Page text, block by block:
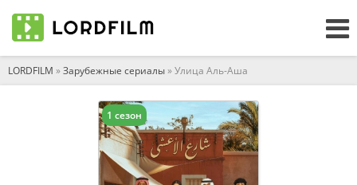
LORDFILM »Зарубежные сериалы» Улица Аль-Аша
1 сезон